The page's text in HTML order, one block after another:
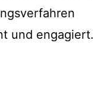
und engagiert.